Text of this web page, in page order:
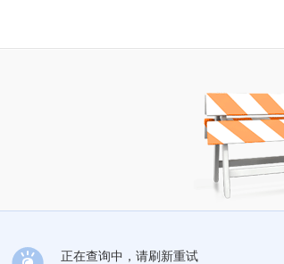
正在查询中，请刷新重试